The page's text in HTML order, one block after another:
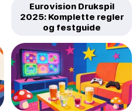
Eurovision Drukspil
2025: Komplette regler
og festguide